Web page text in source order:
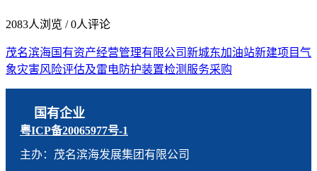
2083人浏览 /0人评论
茂名滨海国有资产经营管理有限公司新城东加油站新建项目气
象灾害风险评估及雷电防护装置检测服务采购
国有企业
粤ICP备20065977号-1
主办：茂名滨海发展集团有限公司